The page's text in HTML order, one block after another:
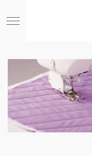
direct
hoofdinhoud